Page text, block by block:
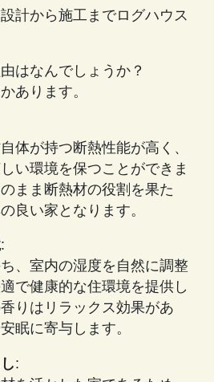
計から施工までログハウス
はなんでしょうか？
あります。
体が持つ断熱性能が高く、
い環境を保つことができま
まま断熱材の役割を果た
良い家となります。
:
、室内の湿度を自然に調整
で健康的な住環境を提供し
りはリラックス効果があ
眠に寄与します。
: